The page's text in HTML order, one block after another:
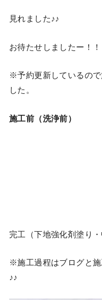
見れました♪♪
お待たせしましたー！！
※予約更新しているの
した。
施工前（洗浄前）
完工（下地強化剤塗り
※施工過程はブログと
♪♪